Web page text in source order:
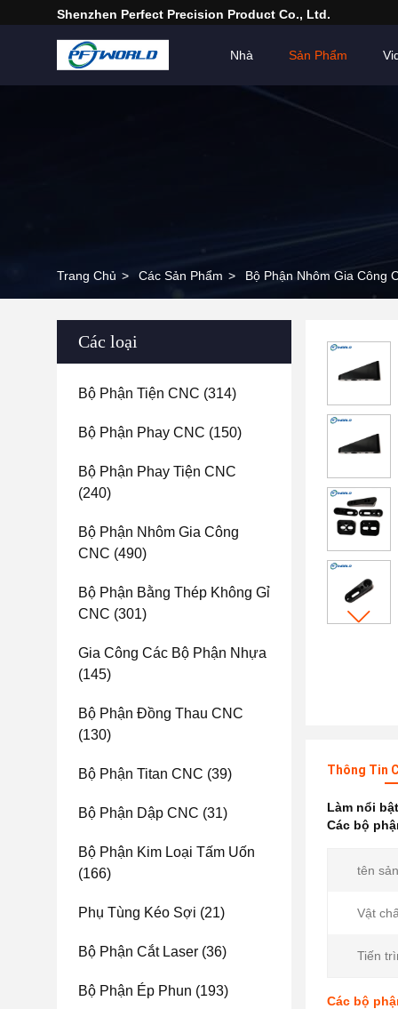
Shenzhen Perfect Precision Product Co., Ltd.
Nhà Sản Phẩm
Trang Chủ > Các Sản Phẩm > Bộ Phận Nhôm Gia Công
Các loại
Bộ Phận Tiện CNC (314)
Bộ Phận Phay CNC (150)
Bộ Phận Phay Tiện CNC
(240)
Bộ Phận Nhôm Gia Công
CNC (490)
Bộ Phận Bằng Thép Không Gỉ
CNC (301)
Gia Công Các Bộ Phận Nhựa
(145)
Bộ Phận Đồng Thau CNC
(130)
Bộ Phận Titan CNC (39)
Bộ Phận Dập CNC (31)
Bộ Phận Kim Loại Tấm Uốn
(166)
Phụ Tùng Kéo Sợi (21)
Bộ Phận Cắt Laser (36)
Bộ Phận Ép Phun (193)
Thông Tin
Làm nổi
Các bộ
tên
Vật
Tiến
Các bộ